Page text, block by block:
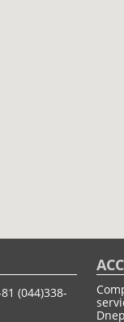
(044)338-